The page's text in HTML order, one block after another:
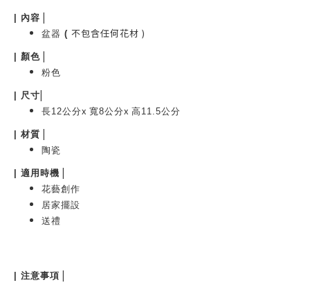
| 內容 |
盆器 ( 不包含任何花材 )
顏色 |
粉色
尺寸|
長12公分x 寬8公分x 高11.5公分
材質 |
陶瓷
適用時機 |
花藝創作
居家擺設
送禮
注意事項 |